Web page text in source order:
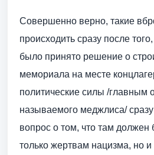
Совершенно верно, такие
происходить сразу после
было принято решение о
мемориала на месте
политические силы /главным
называемого меджлиса/
вопрос о том, что там
только жертвам нацизма, но